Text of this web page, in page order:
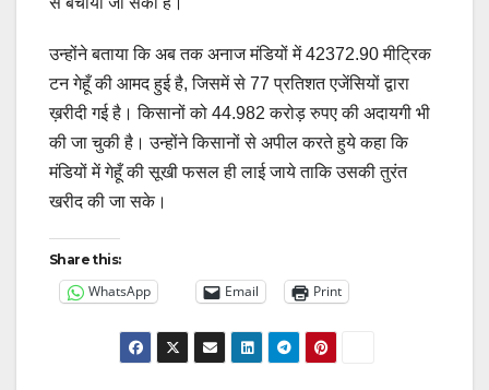
उन्होंने बताया कि अब तक अनाज मंडियों में 42372.90 मीट्रिक
टन गेहूँ की आमद हुई है, जिसमें से 77 प्रतिशत एजेंसियों द्वारा
ख़रीदी गई है। किसानों को 44.982 करोड़ रुपए की अदायगी भी
की जा चुकी है। उन्होंने किसानों से अपील करते हुये कहा कि
मंडियों में गेहूँ की सूखी फसल ही लाई जाये ताकि उसकी तुरंत
खरीद की जा सके।
Share this:
WhatsApp Email Print